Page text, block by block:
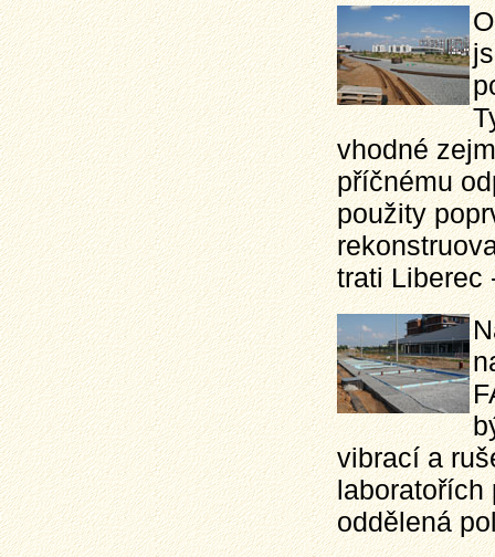
vhodné
příčnému
použity
trati Liberec
vibrací a
laboratořích
oddělená